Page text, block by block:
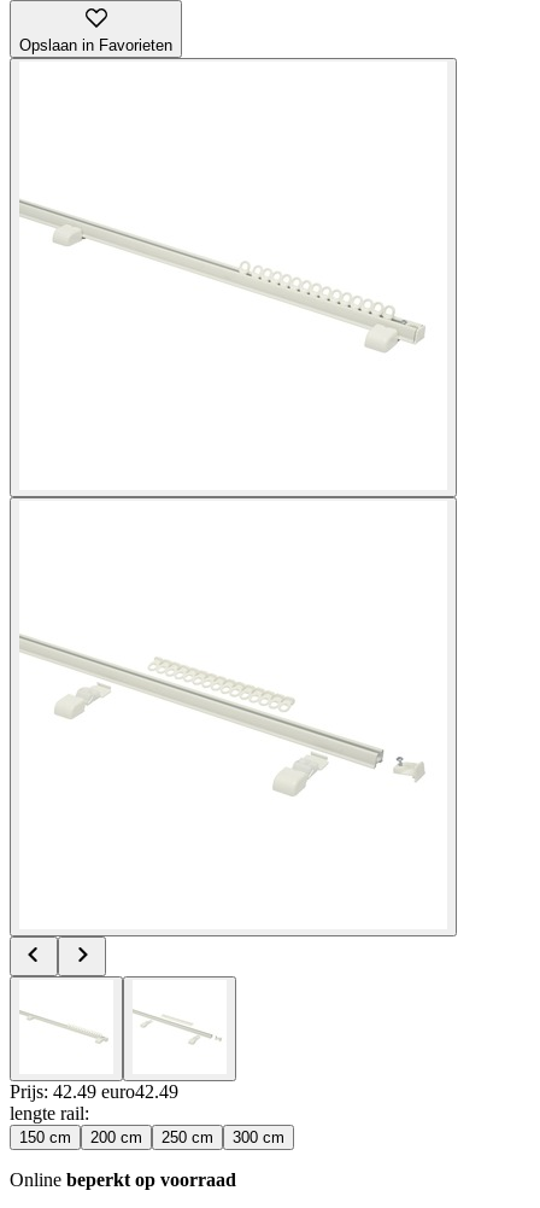
Opslaan in Favorieten
Prijs: 42.49 euro42.49
lengte rail:
150 cm 200 cm 250 cm 300 cm
Online beperkt op voorraad